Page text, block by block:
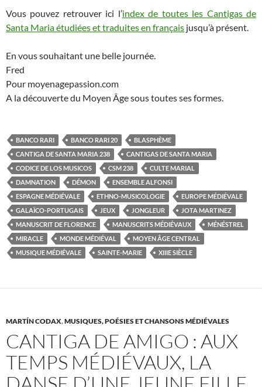
Vous pouvez retrouver ici l’index de toutes les Cantigas de
Santa Maria étudiées et traduites en français jusqu’à présent.
En vous souhaitant une belle journée.
Fred
Pour moyenagepassion.com
A la découverte du Moyen Âge sous toutes ses formes.
BANCO RARI BANCO RARI 20
BLASPHÈME
CANTIGA DE SANTA MARIA 238
CANTIGAS DE SANTA MARIA
CODICE DE LOS MUSICOS
CSM 238
CULTE MARIAL
DAMNATION
DÉMON
ENSEMBLE ALFONSI
ESPAGNE MÉDIÉVALE
ETHNO-MUSICOLOGIE
EUROPE MÉDIÉVALE
GALAÏCO-PORTUGAIS
JEUX JONGLEUR
JOTA MARTINEZ
MANUSCRIT DE FLORENCE
MANUSCRITS MÉDIÉVAUX
MÉNÉSTREL
MIRACLE
MONDE MÉDIÉVAL
MOYEN ÂGE CENTRAL
MUSIQUE MÉDIÉVALE
SAINTE-MARIE XIIIE SIÈCLE
MARTÍN CODAX,MUSIQUES, POÉSIES ET CHANSONS MÉDIÉVALES
CANTIGA DE AMIGO : AUX
TEMPS MÉDIÉVAUX, LA